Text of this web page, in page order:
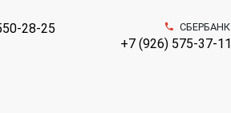
28-25 СБЕРБАНК
+7 (926) 575-37-11